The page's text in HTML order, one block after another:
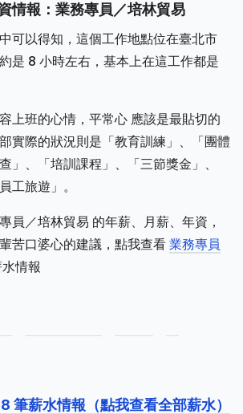
情報：業務專員／培林貿易
可以得知，這個工作地點位在臺北市
是 8 小時左右，基本上在這工作都是
上班的心情，平常心 應該是最貼切的
實際的狀況則是「教育訓練」、「團體
」、「培訓課程」、「三節獎金」、
工旅遊」。
員／培林貿易 的年薪、月薪、年資，
苦口婆心的建議，點我查看 業務專員
情報
筆薪水情報（點我查看全部薪水）